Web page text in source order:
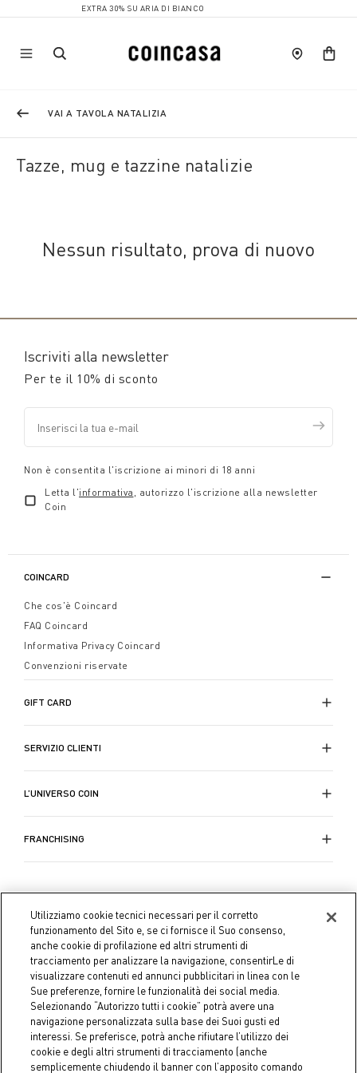
EXTRA 30% SU ARIA DI BIANCO
VAI A TAVOLA NATALIZIA
Tazze, mug e tazzine natalizie
Nessun risultato, prova di nuovo
Iscriviti alla newsletter
Per te il 10% di sconto
Non è consentita l'iscrizione ai minori di 18 anni
Letta l'informativa , autorizzo l'iscrizione alla newsletter
Coin
COINCARD
Che cos'è Coincard
FAQ Coincard
Informativa Privacy Coincard
Convenzioni riservate
GIFT CARD
SERVIZIO CLIENTI
L’UNIVERSO COIN
FRANCHISING
Utilizziamo cookie tecnici necessari per il corretto
funzionamento del Sito e, se ci fornisce il Suo consenso,
anche cookie di profilazione ed altri strumenti di
tracciamento per analizzare la navigazione, consentirLe di
visualizzare contenuti ed annunci pubblicitari in linea con le
Sue preferenze, fornire le funzionalità dei social media.
Selezionando “Autorizzo tutti i cookie” potrà avere una
navigazione personalizzata sulla base dei Suoi gusti ed
interessi. Se preferisce, potrà anche rifiutare l’utilizzo dei
cookie e degli altri strumenti di tracciamento (anche
semplicemente chiudendo il banner con l’apposito comando